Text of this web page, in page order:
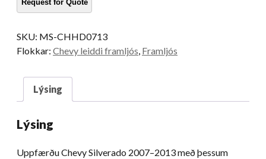
SKU: MS-CHHD0713
Flokkar: Chevy leiddi framljós Framljós
Lýsing
Lýsing
Uppfærðu Chevy Silverado 2007–2013 með þessum